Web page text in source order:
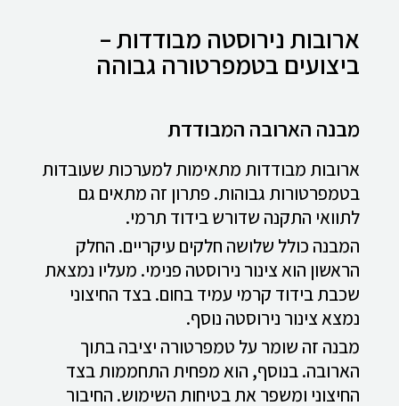
ארובות נירוסטה מבודדות –
ביצועים בטמפרטורה גבוהה
מבנה הארובה המבודדת
ארובות מבודדות מתאימות למערכות שעובדות
בטמפרטורות גבוהות. פתרון זה מתאים גם
לתוואי התקנה שדורש בידוד תרמי.
המבנה כולל שלושה חלקים עיקריים. החלק
הראשון הוא צינור נירוסטה פנימי. מעליו נמצאת
שכבת בידוד קרמי עמיד בחום. בצד החיצוני
נמצא צינור נירוסטה נוסף.
מבנה זה שומר על טמפרטורה יציבה בתוך
הארובה. בנוסף, הוא מפחית התחממות בצד
החיצוני ומשפר את בטיחות השימוש. החיבור